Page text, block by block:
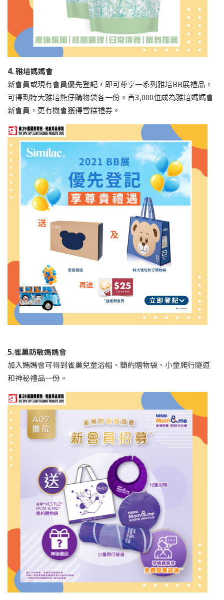
4. 雅培媽媽會
新會員或現有會員優先登記，即可尊享一系列雅培BB展禮品，
可得到特大雅培熊仔購物袋各一份。首3,000位成為雅培媽媽會
新會員，更有機會獲得雪糕禮券。
5.雀巢防敏媽媽會
加入媽媽會可得到雀巢兒童浴帽、簡約贈物袋、小童爬行隧道
和神秘禮品一份。